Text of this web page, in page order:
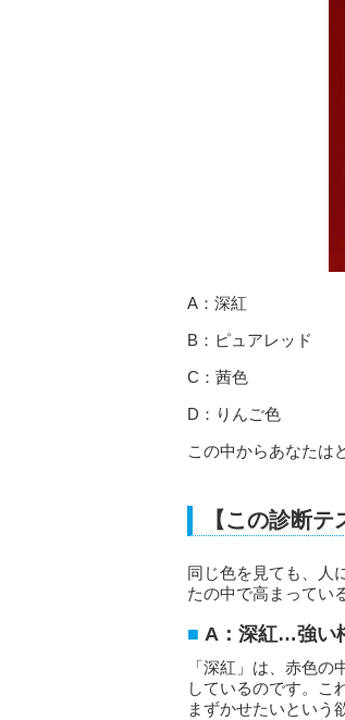
A：深紅
B：ピュアレッド
C：茜色
D：りんご色
この中からあなたは
【この診断
同じ色を見ても、人
たの中で高まってい
A：深紅…強い
「深紅」は、赤色
しているのです。こ
まずかせたいという